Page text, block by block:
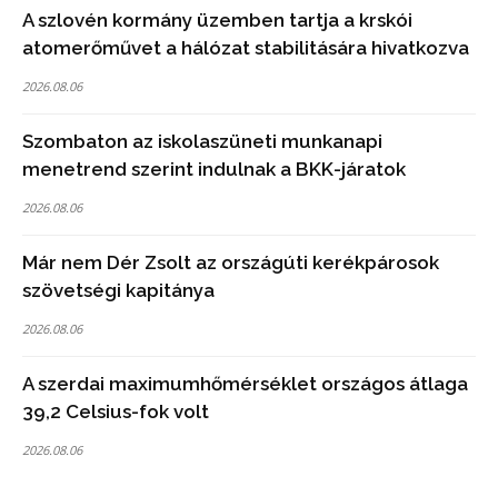
A szlovén kormány üzemben tartja a krskói
atomerőművet a hálózat stabilitására hivatkozva
2026.08.06
Szombaton az iskolaszüneti munkanapi
menetrend szerint indulnak a BKK-járatok
2026.08.06
Már nem Dér Zsolt az országúti kerékpárosok
szövetségi kapitánya
2026.08.06
A szerdai maximumhőmérséklet országos átlaga
39,2 Celsius-fok volt
2026.08.06